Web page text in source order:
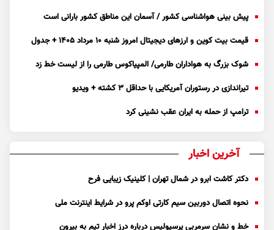
پیش بینی هواشناسی کشور / آسمان این مناطق کشور بارانی است
قیمت بیت کوین و ارز‌های دیجیتال امروز شنبه ۱۰ مرداد ۱۴۰۵ + جدول
شوک بزرگ به هواداران طارمی/ المپیاکوس طارمی را از لیست خط زد
تیراندازی در رستوران آمریکایی با حداقل ۳ کشته + ویدیو
ترامپ از حمله به ایران عقب نشینی کرد
آخرین اخبار
دکتر کاشت ابرو در شمال تهران | کلینیک زیبایی فرح
نحوه اتصال دوربین سیم کارتی اوکم پرو در شرایط اینترنت ملی
خط و نشان سرمربی پرسپولیس درباره درز اخبار تیم به بیرون